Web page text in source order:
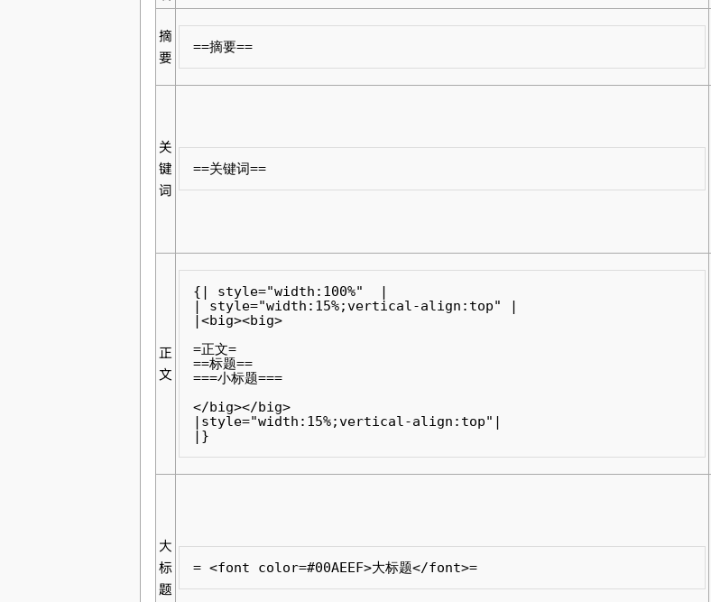
摘
要
==摘要==
关
键
词
==关键词==
正
文
{| style="width:100%"  |
| style="width:15%;vertical-align:top" |
|<big><big>
=正文=
==标题==
===小标题===
</big></big>
|style="width:15%;vertical-align:top"|
|}
大
标
题
= <font color=#00AEEF>大标题</font>=